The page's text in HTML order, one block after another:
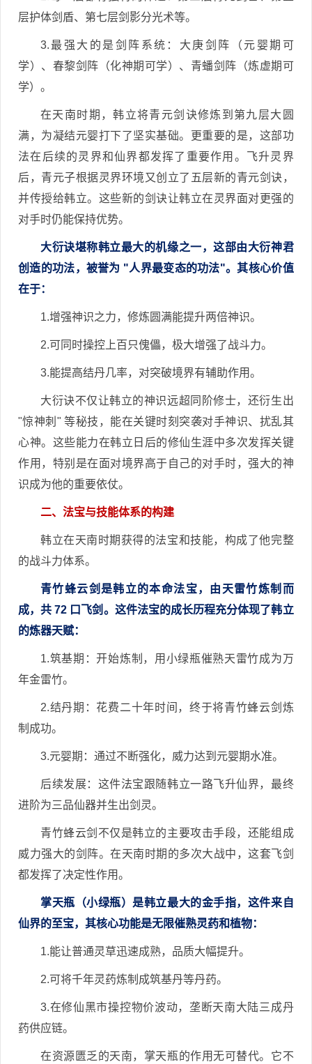
层护体剑盾、第七层剑影分光术等。
3.最强大的是剑阵系统：大庚剑阵（元婴期可
学）、春黎剑阵（化神期可学）、青蟠剑阵（炼虚期可
学）。
在天南时期，韩立将青元剑诀修炼到第九层大圆
满，为凝结元婴打下了坚实基础。更重要的是，这部功
法在后续的灵界和仙界都发挥了重要作用。飞升灵界
后，青元子根据灵界环境又创立了五层新的青元剑诀，
并传授给韩立。这些新的剑诀让韩立在灵界面对更强的
对手时仍能保持优势。
大衍诀堪称韩立最大的机缘之一，这部由大衍神君
创造的功法，被誉为 "人界最变态的功法"。其核心价值
在于：
1.增强神识之力，修炼圆满能提升两倍神识。
2.可同时操控上百只傀儡，极大增强了战斗力。
3.能提高结丹几率，对突破境界有辅助作用。
大衍诀不仅让韩立的神识远超同阶修士，还衍生出
"惊神刺" 等秘技，能在关键时刻突袭对手神识、扰乱其
心神。这些能力在韩立日后的修仙生涯中多次发挥关键
作用，特别是在面对境界高于自己的对手时，强大的神
识成为他的重要依仗。
二、法宝与技能体系的构建
韩立在天南时期获得的法宝和技能，构成了他完整
的战斗力体系。
青竹蜂云剑是韩立的本命法宝，由天雷竹炼制而
成，共 72 口飞剑。这件法宝的成长历程充分体现了韩立
的炼器天赋：
1.筑基期：开始炼制，用小绿瓶催熟天雷竹成为万
年金雷竹。
2.结丹期：花费二十年时间，终于将青竹蜂云剑炼
制成功。
3.元婴期：通过不断强化，威力达到元婴期水准。
后续发展：这件法宝跟随韩立一路飞升仙界，最终
进阶为三品仙器并生出剑灵。
青竹蜂云剑不仅是韩立的主要攻击手段，还能组成
威力强大的剑阵。在天南时期的多次大战中，这套飞剑
都发挥了决定性作用。
掌天瓶（小绿瓶）是韩立最大的金手指，这件来自
仙界的至宝，其核心功能是无限催熟灵药和植物：
1.能让普通灵草迅速成熟，品质大幅提升。
2.可将千年灵药炼制成筑基丹等丹药。
3.在修仙黑市操控物价波动，垄断天南大陆三成丹
药供应链。
在资源匮乏的天南，掌天瓶的作用无可替代。它不